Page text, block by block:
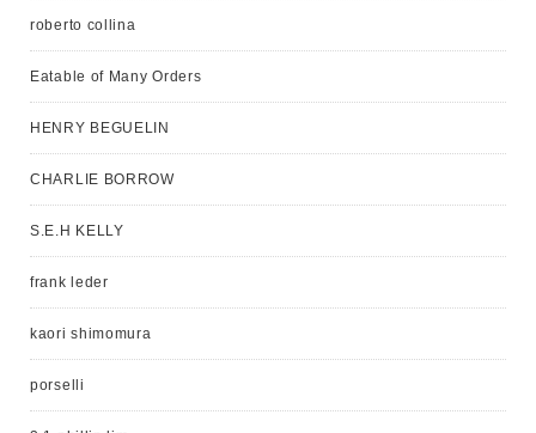
roberto collina
Eatable of Many Orders
HENRY BEGUELIN
CHARLIE BORROW
S.E.H KELLY
frank leder
kaori shimomura
porselli